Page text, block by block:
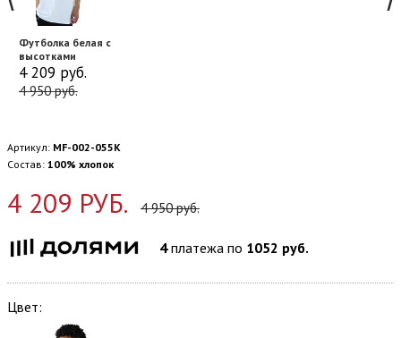
Футболка белая с
высотками
4 209 руб.
4 950руб.
Артикул: MF-002-055K
Состав: 100% хлопок
4 209 РУБ. 4 950 руб.
4платежа по 1052 руб.
Цвет: